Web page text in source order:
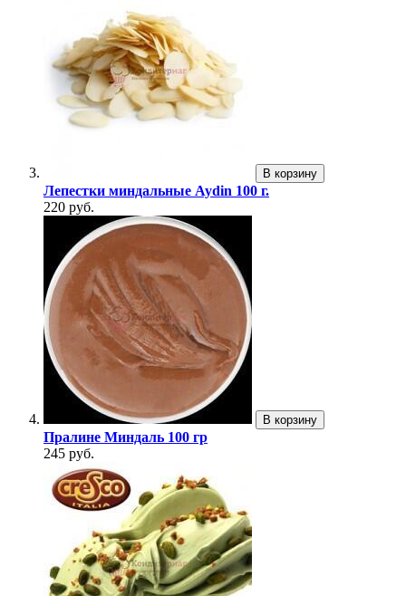
В корзину
Лепестки миндальные Aydin 100 г.
220 руб.
В корзину
Пралине Миндаль 100 гр
245 руб.